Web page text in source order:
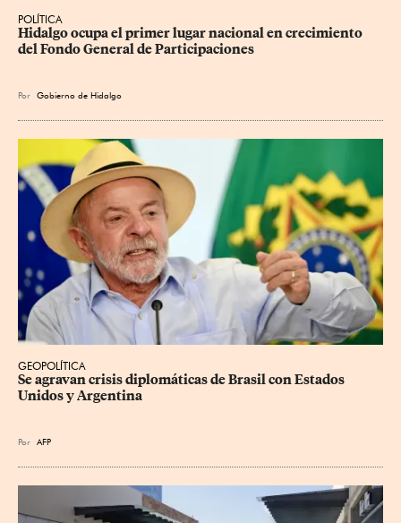
POLÍTICA
Hidalgo ocupa el primer lugar nacional en crecimiento
del Fondo General de Participaciones
Por Gobierno de Hidalgo
GEOPOLÍTICA
Se agravan crisis diplomáticas de Brasil con Estados
Unidos y Argentina
Por AFP